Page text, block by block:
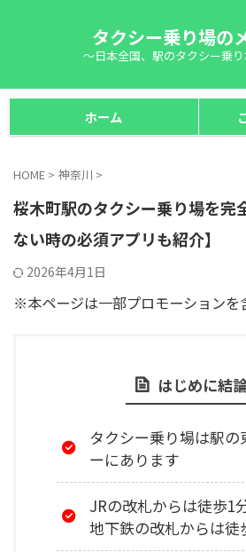
タクシー乗り場の
～日本全国、駅のタクシー乗
ホーム
HOME > 神奈川 >
桜木町駅のタクシー乗り場を完
ない時の必須アプリも紹介】
2026年4月1日
※本ページは一部プロモーションを
はじめに結
タクシー乗り場は駅の
ーにあります
JRの改札からは徒歩1
地下鉄の改札からは徒